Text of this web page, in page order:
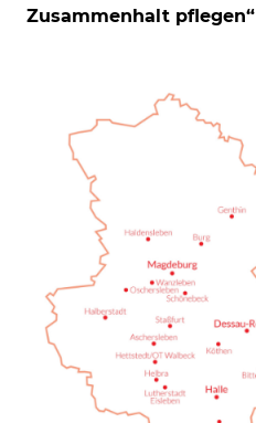
Zusammenhalt pflegen“